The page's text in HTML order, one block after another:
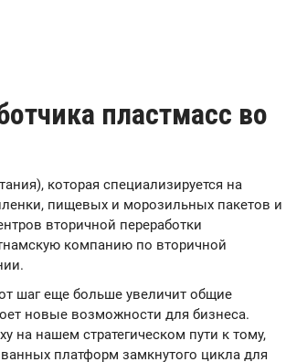
пластмасс во
которая специализируется на
пищевых и морозильных пакетов и
вторичной переработки
компанию по вторичной
шаг еще больше увеличит общие
новые возможности для бизнеса.
на нашем стратегическом пути к тому,
платформ замкнутого цикла для